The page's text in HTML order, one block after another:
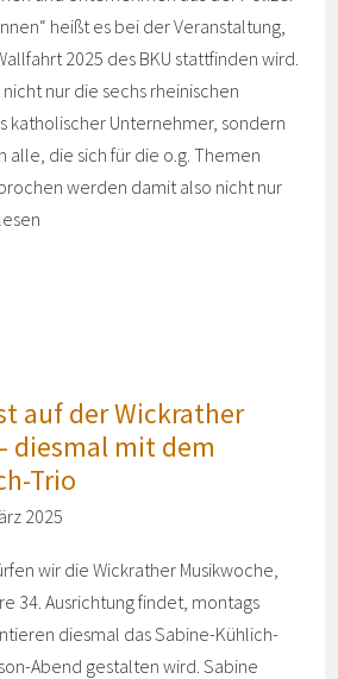
heißt es bei der Veranstaltung,
2025 des BKU stattfinden wird.
nur die sechs rheinischen
katholischer Unternehmer, sondern
alle, die sich für die o.g. Themen
werden damit also nicht nur
auf der Wickrather
diesmal mit dem
Trio
2025
wir die Wickrather Musikwoche,
34. Ausrichtung findet, montags
diesmal das Sabine-Kühlich-
Abend gestalten wird. Sabine